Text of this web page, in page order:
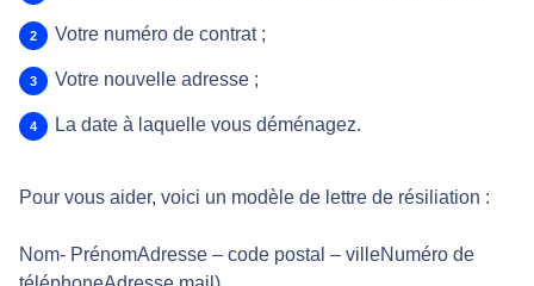
Votre numéro de contrat ;
Votre nouvelle adresse ;
La date à laquelle vous déménagez.
Pour vous aider, voici un modèle de lettre de résiliation :
Nom- PrénomAdresse – code postal – villeNuméro de